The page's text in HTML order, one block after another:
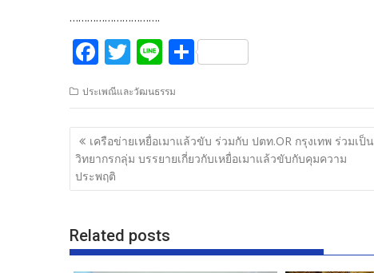
………………………….
F
ac
e
b
o
o
T
itt
er
Li
e
S
ar
e
ประเพณีและวัฒนธรรม
แนะแนว
เรื่อง
เครือข่ายเหยื่อเมาแล้วขับ ร่วมกับ ปตท.OR กรุงเทพ ร่วมเป็น
วิทยากรกลุ่ม บรรยายเกี่ยวกับเหยื่อเมาแล้วขับกับคุมความ
ประพฤติ
Related posts